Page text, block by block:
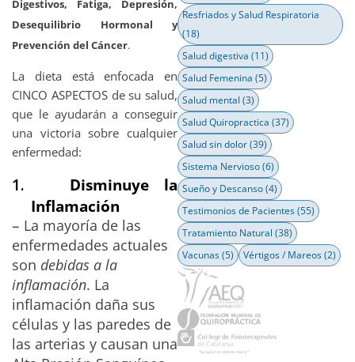
Digestivos, Fatiga, Depresión,
Desequilibrio Hormonal y
Prevención del Cáncer.
La dieta está enfocada en
CINCO ASPECTOS de su salud,
que le ayudarán a conseguir
una victoria sobre cualquier
enfermedad:
1.
Disminuye la
Inflamación
– La mayoría de las
enfermedades actuales
son debidas a la
inflamación. La
inflamación daña sus
células y las paredes de
las arterias y causan una
Resfriados y Salud Respiratoria
(18)
Salud digestiva (11)
Salud Femenina (5)
Salud mental (3)
Salud Quiropractica (37)
Salud sin dolor(39)
Sistema Nervioso(6)
Sueño y Descanso(4)
Testimonios de Pacientes(55)
Tratamiento Natural (38)
Vacunas(5) Vértigos / Mareos(2)